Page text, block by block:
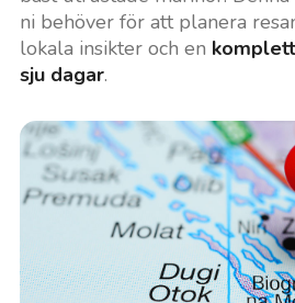
ni behöver för att planera
lokala insikter och en
sju dagar.